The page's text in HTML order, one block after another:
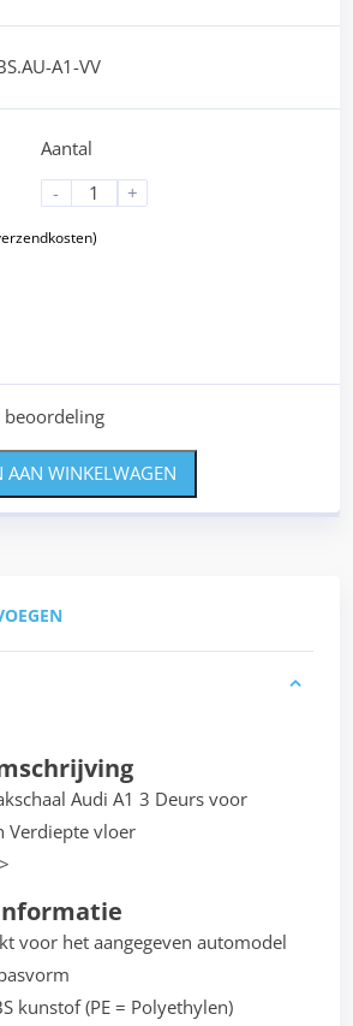
A1-VV
Aantal
-
+
beoordeling
AAN WINKELWAGEN
Audi A1 3 Deurs voor
Verdiepte vloer
voor het aangegeven automodel
kunstof (PE = Polyethylen)